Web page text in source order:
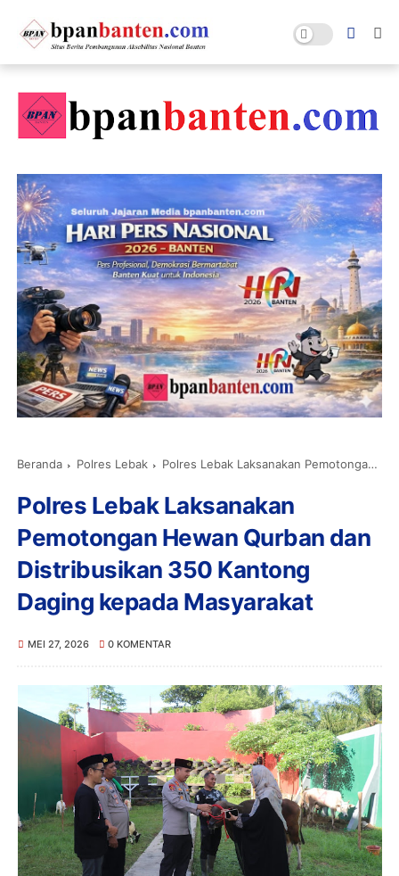
Beranda Polres Lebak Polres Lebak Laksanakan Pemotongan Hewan Qurban dan Distribusikan 350 Kantong Daging kepada Masyarakat
Polres Lebak Laksanakan
Pemotongan Hewan Qurban dan
Distribusikan 350 Kantong
Daging kepada Masyarakat
MEI 27, 2026 0 KOMENTAR